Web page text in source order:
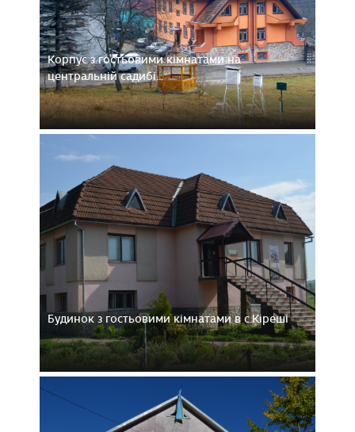
Корпус з гостьовими кімнатами на
центральній садибі...
Будинок з гостьовими кімнатами в с.Кіреші